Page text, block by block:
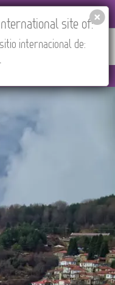
Find your Tour
site of:
internacional de: